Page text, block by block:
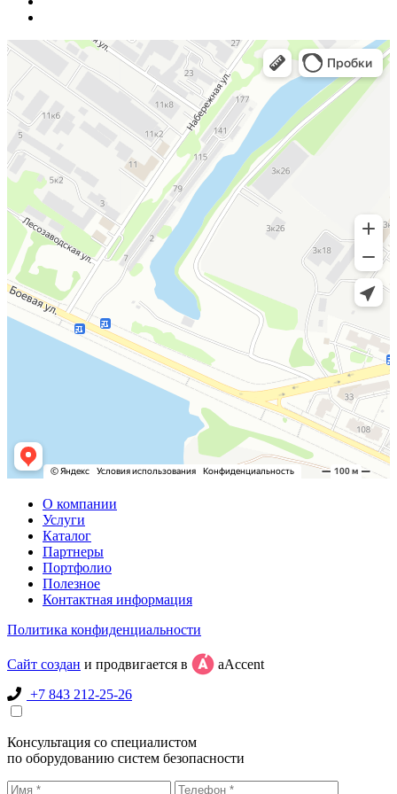
О компании
Услуги
Каталог
Партнеры
Портфолио
Полезное
Контактная информация
Политика конфиденциальности
Сайт создан и продвигается в
aAccent
+7 843 212-25-26
Консультация со специалистом
по оборудованию систем безопасности